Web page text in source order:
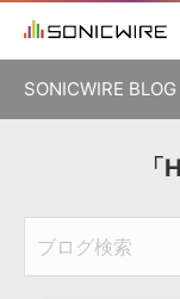
プラグイン・エ
キャンペーン »
初音ミク V4X
SYLENTH1
TOONTRACK
SONICWIRE BLOG
記事一覧